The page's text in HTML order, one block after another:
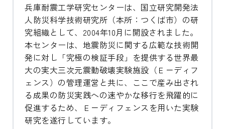
兵庫耐震工学研究センターは、国立研究開発法
人防災科学技術研究所（本所：つくば市）の研
究組織として、2004年10月に開設されました。
本センターは、地震防災に関する広範な技術開
発に対し「究極の検証手段」を提供する世界最
大の実大三次元震動破壊実験施設（Ｅ－ディフ
ェンス）の管理運営と共に、ここで産み出され
る成果の防災実践への速やかな移行を飛躍的に
促進するため、Ｅ－ディフェンスを用いた実験
研究を遂行しています。